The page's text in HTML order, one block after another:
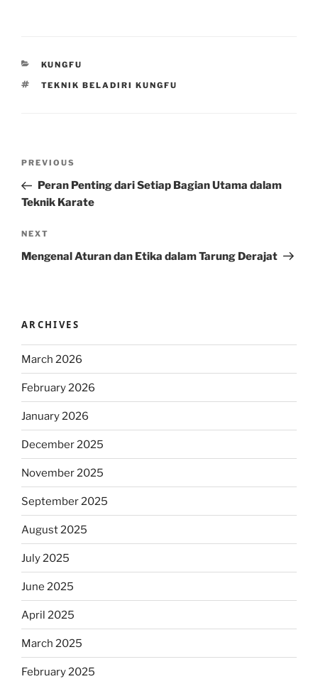
CATEGORIES
KUNGFU
TAGS
TEKNIK BELADIRI KUNGFU
Previous
Post
PREVIOUS
Peran Penting dari Setiap Bagian Utama dalam
Teknik Karate
Next
Post
NEXT
Mengenal Aturan dan Etika dalam Tarung Derajat
ARCHIVES
March 2026
February 2026
January 2026
December 2025
November 2025
September 2025
August 2025
July 2025
June 2025
April 2025
March 2025
February 2025